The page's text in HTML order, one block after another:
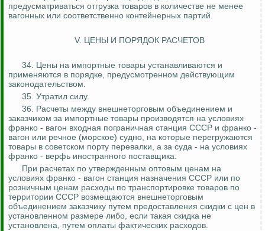
предусматриваться отгрузка товаров в количестве не менее
вагонных или соответственно контейнерных партий.
V. ЦЕНЫ И ПОРЯДОК РАСЧЕТОВ
34. Цены на импортные товары устанавливаются и
применяются в порядке, предусмотренном действующим
законодательством.
35. Утратил силу.
36. Расчеты между внешнеторговым объединением и
заказчиком за импортные товары производятся на условиях
франко - вагон входная пограничная станция СССР и франко -
вагон или речное (морское) судно, на которые перегружаются
товары в советском порту перевалки, а за суда - на условиях
франко - верфь иностранного поставщика.
При расчетах по утвержденным оптовым ценам на
условиях франко - вагон станция назначения СССР или по
розничным ценам расходы по транспортировке товаров по
территории СССР возмещаются внешнеторговым
объединением заказчику путем предоставления скидки с цен в
установленном размере либо, если такая скидка не
установлена, путем оплаты фактических расходов.